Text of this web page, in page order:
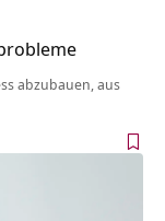
abzubauen, aus